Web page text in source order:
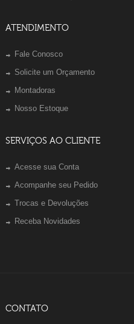
ATENDIMENTO
Fale Conosco
Solicite um Orçamento
Montadoras
Nosso Estoque
SERVIÇOS AO CLIENTE
Acesse sua Conta
Acompanhe seu Pedido
Trocas e Devoluções
Receba Novidades
CONTATO